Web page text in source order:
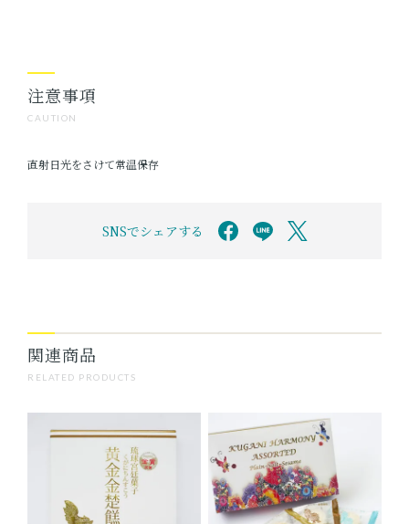
CAUTION
注意事項
直射日光をさけて常温保存
SNSでシェアする
RELATED PRODUCTS
関連商品